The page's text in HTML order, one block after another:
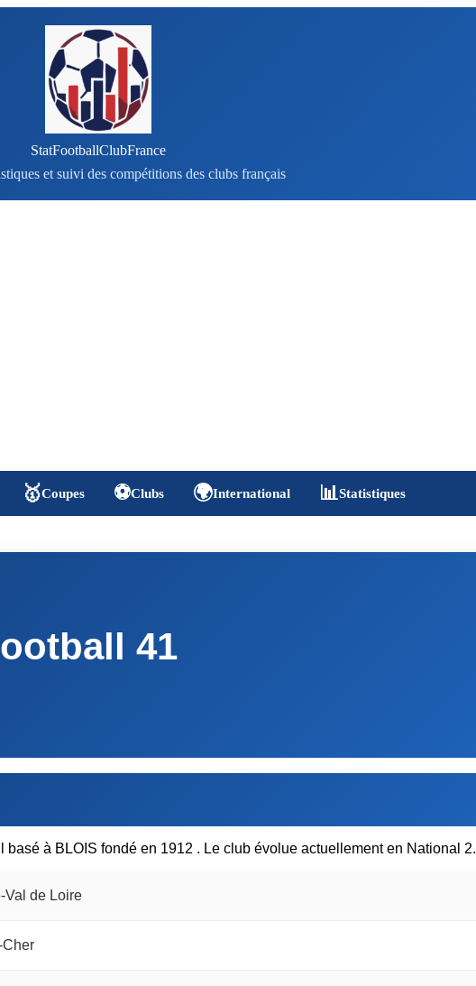
StatFootballClubFrance
et suivi des compétitions des clubs français
🥇Coupes ⚽Clubs 🌍International 📊Statistiques
41
basé à BLOIS fondé en 1912 . Le club évolue actuellement en National 2.
Val de Loire
Cher